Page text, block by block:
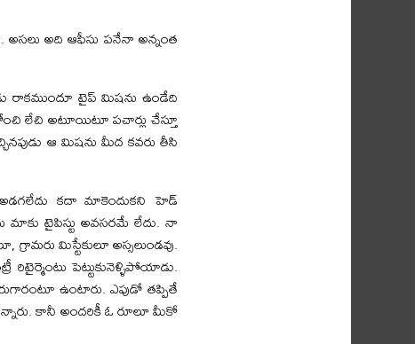
అది ఆఫీసు పనేనా అన్నంత
రాకముందూ టైప్‌ మిషను ఉండేది
లేచి అటూయిటూ పచార్లు చేస్తూ
ఆ మిషను మీద కవరు తీసి
అడగలేదు కదా మాకెందుకని హెడ్‌
మాకు టైపిస్టు అవసరమే లేదు. నా
మిస్టేకులూ అస్సలుండవు.
పెట్టుకునెళ్ళిపోయాడు.
ఉంటారు. ఎపుడో తప్పితే
కానీ అందరికీ ఓ రూలూ మీకో